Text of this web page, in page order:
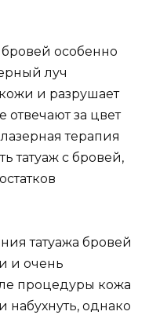
особенно
луч
и разрушает
отвечают за цвет
терапия
татуаж с бровей,
татуажа бровей
и очень
процедуры кожа
набухнуть, однако